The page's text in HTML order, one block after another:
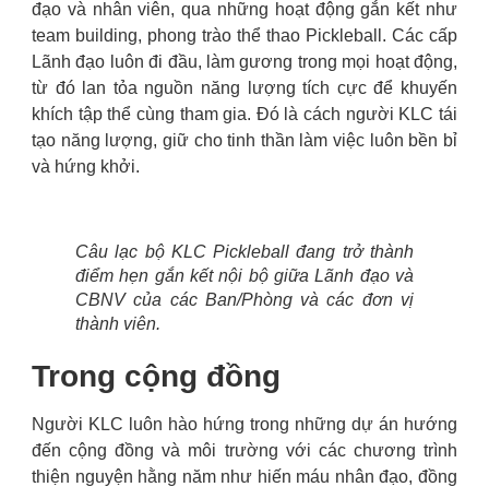
đạo và nhân viên, qua những hoạt động gắn kết như
team building, phong trào thể thao Pickleball. Các cấp
Lãnh đạo luôn đi đầu, làm gương trong mọi hoạt động,
từ đó lan tỏa nguồn năng lượng tích cực để khuyến
khích tập thể cùng tham gia. Đó là cách người KLC tái
tạo năng lượng, giữ cho tinh thần làm việc luôn bền bỉ
và hứng khởi.
Câu lạc bộ KLC Pickleball đang trở thành
điểm hẹn gắn kết nội bộ giữa Lãnh đạo và
CBNV của các Ban/Phòng và các đơn vị
thành viên.
Trong cộng đồng
Người KLC luôn hào hứng trong những dự án hướng
đến cộng đồng và môi trường với các chương trình
thiện nguyện hằng năm như hiến máu nhân đạo, đồng